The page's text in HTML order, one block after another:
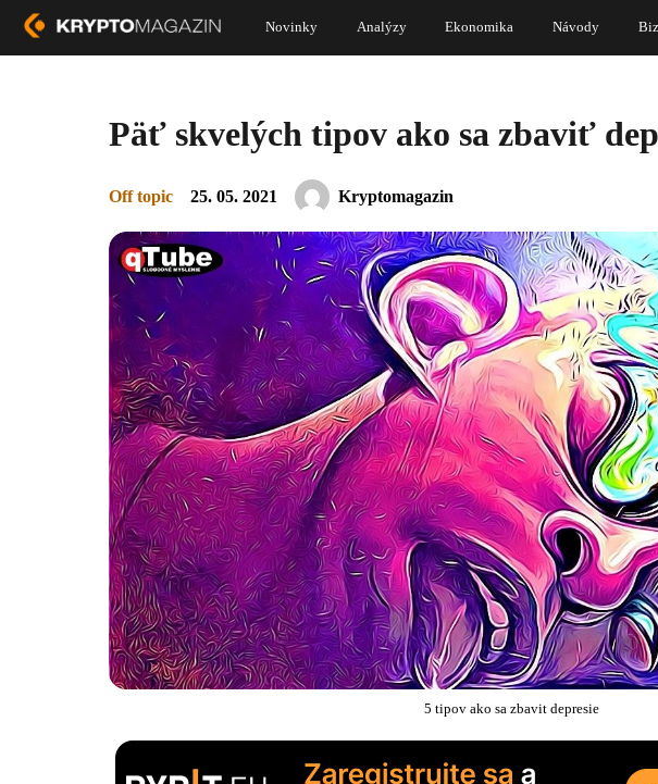
Novinky Analýzy Ekonomika Návody
Päť skvelých tipov ako sa zbaviť
Off topic 25. 05. 2021 Kryptomagazin
5 tipov ako sa zbavit depresie